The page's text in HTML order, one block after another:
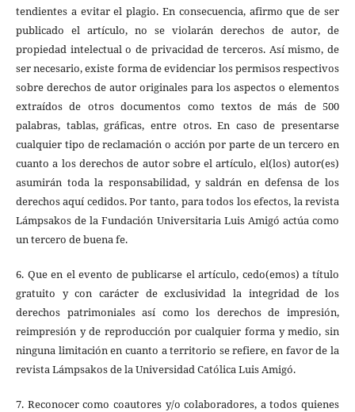
tendientes a evitar el plagio. En consecuencia, afirmo que de ser
publicado el artículo, no se violarán derechos de autor, de
propiedad intelectual o de privacidad de terceros. Así mismo, de
ser necesario, existe forma de evidenciar los permisos respectivos
sobre derechos de autor originales para los aspectos o elementos
extraídos de otros documentos como textos de más de 500
palabras, tablas, gráficas, entre otros. En caso de presentarse
cualquier tipo de reclamación o acción por parte de un tercero en
cuanto a los derechos de autor sobre el artículo, el(los) autor(es)
asumirán toda la responsabilidad, y saldrán en defensa de los
derechos aquí cedidos. Por tanto, para todos los efectos, la revista
Lámpsakos de la Fundación Universitaria Luis Amigó actúa como
un tercero de buena fe.
6. Que en el evento de publicarse el artículo, cedo(emos) a título
gratuito y con carácter de exclusividad la integridad de los
derechos patrimoniales así como los derechos de impresión,
reimpresión y de reproducción por cualquier forma y medio, sin
ninguna limitación en cuanto a territorio se refiere, en favor de la
revista Lámpsakos de la Universidad Católica Luis Amigó.
7. Reconocer como coautores y/o colaboradores, a todos quienes